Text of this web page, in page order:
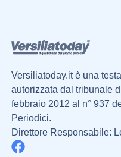
Versiliatoday.it è una
autorizzata dal tribunale
febbraio 2012 al n° 937
Periodici.
Direttore Responsabile: